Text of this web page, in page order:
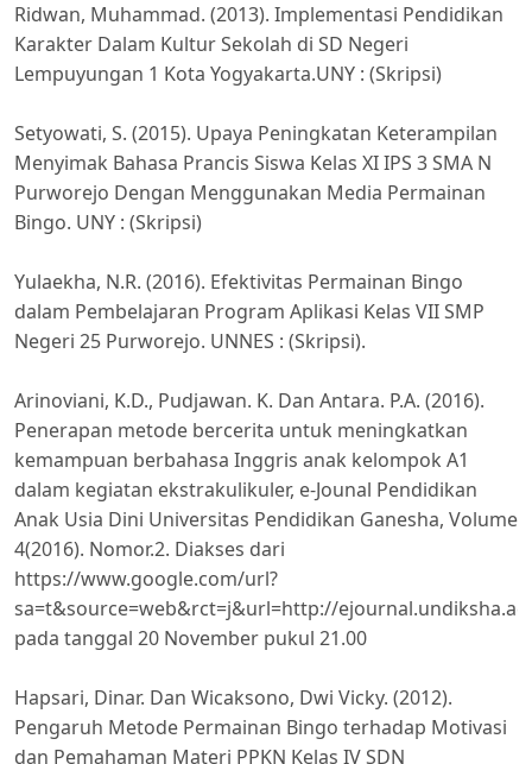
Ridwan, Muhammad. (2013). Implementasi Pendidikan
Karakter Dalam Kultur Sekolah di SD Negeri
Lempuyungan 1 Kota Yogyakarta.UNY : (Skripsi)
Setyowati, S. (2015). Upaya Peningkatan Keterampilan
Menyimak Bahasa Prancis Siswa Kelas XI IPS 3 SMA N
Purworejo Dengan Menggunakan Media Permainan
Bingo. UNY : (Skripsi)
Yulaekha, N.R. (2016). Efektivitas Permainan Bingo
dalam Pembelajaran Program Aplikasi Kelas VII SMP
Negeri 25 Purworejo. UNNES : (Skripsi).
Arinoviani, K.D., Pudjawan. K. Dan Antara. P.A. (2016).
Penerapan metode bercerita untuk meningkatkan
kemampuan berbahasa Inggris anak kelompok A1
dalam kegiatan ekstrakulikuler, e-Jounal Pendidikan
Anak Usia Dini Universitas Pendidikan Ganesha, Volume
4(2016). Nomor.2. Diakses dari
https://www.google.com/url?
sa=t&source=web&rct=j&url=http://
pada tanggal 20 November pukul 21.00
Hapsari, Dinar. Dan Wicaksono, Dwi Vicky. (2012).
Pengaruh Metode Permainan Bingo terhadap Motivasi
dan Pemahaman Materi PPKN Kelas IV SDN